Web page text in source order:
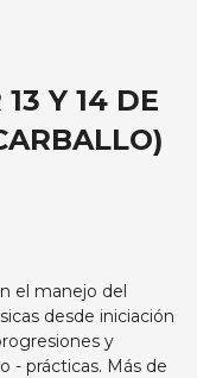
Y 14 DE
el manejo del
desde iniciación
y
- prácticas. Más de